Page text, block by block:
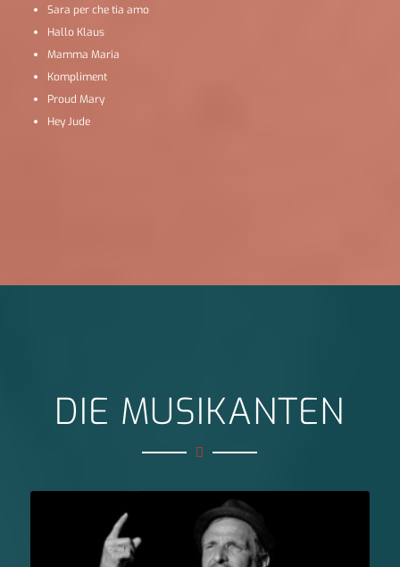
Sara per che tia amo
Hallo Klaus
Mamma Maria
Kompliment
Proud Mary
Hey Jude
DIE MUSIKANTEN